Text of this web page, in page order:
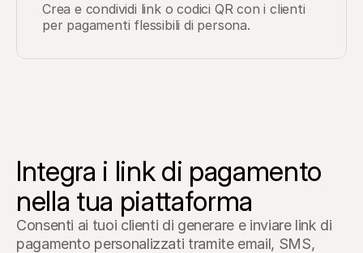
Crea e condividi link o codici QR con i clienti
per pagamenti flessibili di persona.
Integra i link di pagamento
nella tua piattaforma
Consenti ai tuoi clienti di generare e inviare link di
pagamento personalizzati tramite email, SMS,